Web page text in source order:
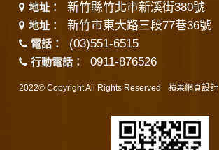
地址： 新竹縣竹北市新溪街380號
地址： 新竹市東大路三段77巷36號
電話： (03)551-6515
行動電話： 0911-876526
2022© Copyright All Rights Reserved 蘋果網頁設計